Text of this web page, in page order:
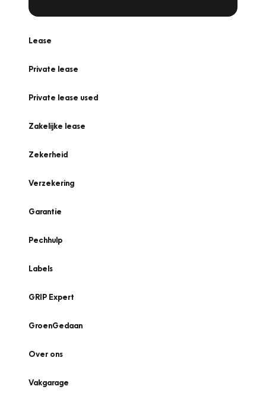
Lease
Private lease
Private lease used
Zakelijke lease
Zekerheid
Verzekering
Garantie
Pechhulp
Labels
GRIP Expert
GroenGedaan
Over ons
Vakgarage